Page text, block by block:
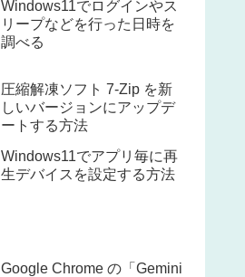
Windows11でログインやス
リープなどを行った日時を
調べる
圧縮解凍ソフト 7-Zip を新
しいバージョンにアップデ
ートする方法
Windows11でアプリ毎に再
生デバイスを設定する方法
Google Chrome の「Gemini